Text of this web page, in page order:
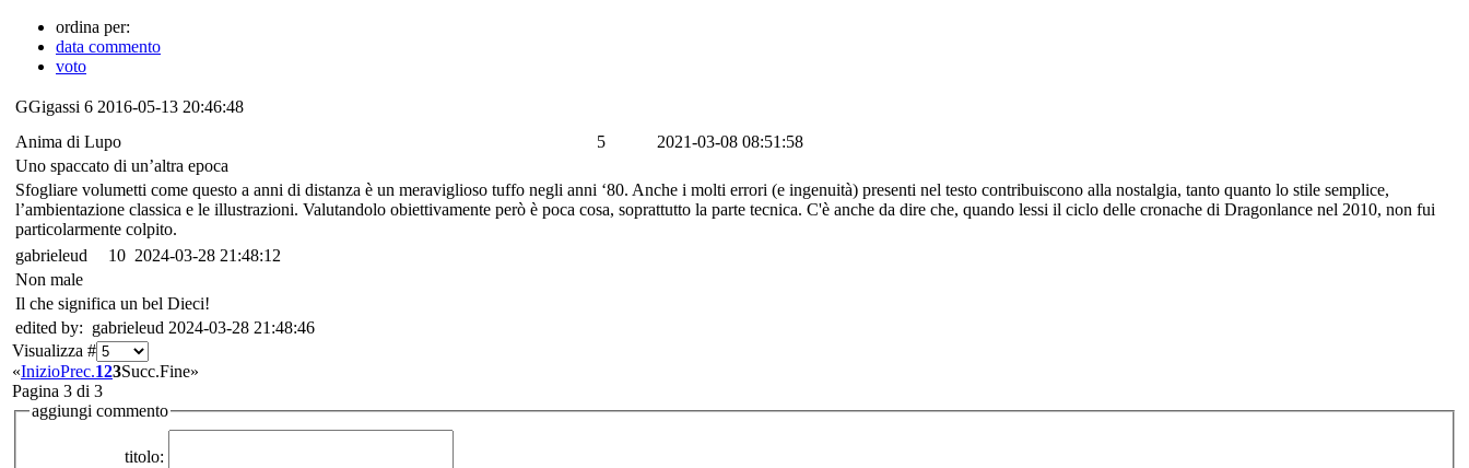
ordina per:
data commento
voto
GGigassi 6 2016-05-13 20:46:48
Anima di Lupo
5
2021-03-08 08:51:58
Uno spaccato di un’altra epoca
Sfogliare volumetti come questo a anni di distanza è un meraviglioso tuffo negli anni ‘80. Anche i molti errori (e ingenuità) presenti nel testo contribuiscono alla nostalgia, tanto quanto lo stile semplice,
l’ambientazione classica e le illustrazioni. Valutandolo obiettivamente però è poca cosa, soprattutto la parte tecnica. C'è anche da dire che, quando lessi il ciclo delle cronache di Dragonlance nel 2010, non fui
particolarmente colpito.
gabrieleud
10 2024-03-28 21:48:12
Non male
Il che significa un bel Dieci!
edited by: gabrieleud 2024-03-28 21:48:46
Visualizza #
«InizioPrec.123Succ.Fine»
Pagina 3 di 3
aggiungi commento
titolo: